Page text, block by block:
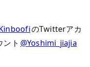
のTwitterアカ
ント @Yoshimi_jiajia